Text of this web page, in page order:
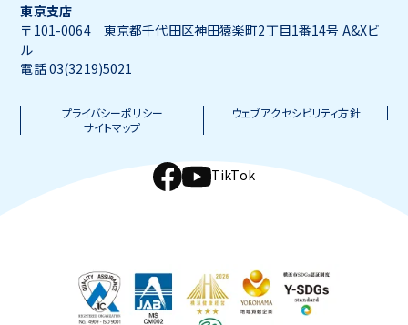
東京支店
〒101-0064 東京都千代田区神田猿楽町2丁目1番14号 A&Xビ
ル
電話 03(3219)5021
プライバシーポリシー
ウェブアクセシビリティ方針
サイトマップ
TikTok